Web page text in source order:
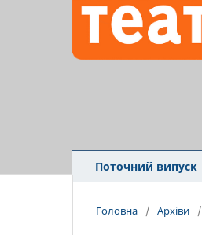
Поточний випуск
Головна / Архіви /